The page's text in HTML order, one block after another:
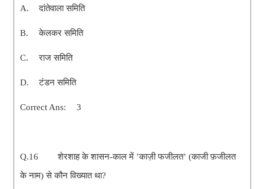
A. दांतेवाला समिति
B. केलकर समिति
C. राज समिति
D. टंडन समिति
Correct Ans: 3
Q.16
शेरशाह के शासन-काल में ’काज़ी फजीलत’ (काजी फ़जीलत
के नाम) से कौन विख्यात था?